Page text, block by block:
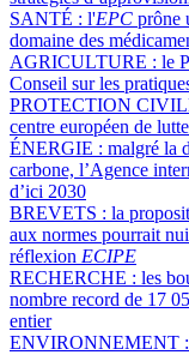
SANTÉ : l'EPC prône
domaine des
AGRICULTURE : le
Conseil sur les
PROTECTION
centre européen de
ÉNERGIE : malgré la
carbone, l’Agence
d’ici 2030
BREVETS : la
aux normes pourrait
réflexion ECIPE
RECHERCHE : les
nombre record de 17
entier
ENVIRONNEMENT :